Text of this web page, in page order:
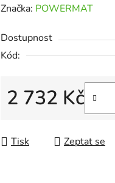
hodnocení
je
0,0
hvězdiček.
Značka: POWERMAT
Dostupnost
Kód:
2 732 Kč
Tisk Zeptat se